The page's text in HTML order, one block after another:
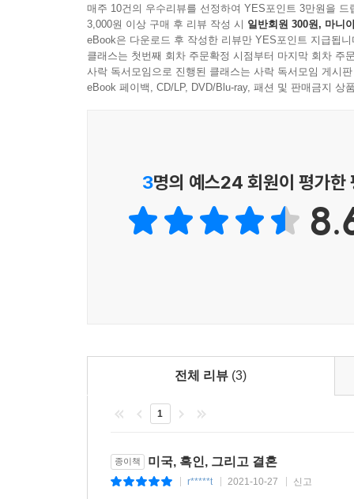
둘러싸인 셀레스철은 갈수록 답답함을 느낀다. 그
그러나 동시에 자신의 삶을, 예술가로서의 인생
셀레스철의 작품은 점차 예술계에서 인정받기
시작한다. 그리고 마침내 셀레스철은 로이에게 편
로이는 오 년 만에 자유를 되찾는다. 그 소식을
로이와 셀레스철은 세월의 흔적이 선명한 서로의
꿈꾸었으나, 이제는 서로 너무나 다른 곳에 도달
되어왔다는 사실을 로이라는 인물을 통해 구체
소설의 제목은 일단 두 가지 의미에서 전복적이
의해 깨어진 결혼을 미국적 전형으로 내세웠다
않았기 때문이다.
『미국식 결혼』은 불평등과 배신에 대한 어려운
이 작품 속에서는 모두에게 잘못이 있고 또한 상
대한, 중대하면서도 다층적인 소설을 써냈다.
- 톰 페로타 (소설가)
- 에이미 블룸 (작가)
타야리 존스의 소설은 시의적이고 사려 깊으며
- [워싱턴 포스트]
타야리 존스는 놀라운 이야기꾼이다. 존스의 전
공들여 구성하는지를 알고 있을 것이다. 그녀는
- [플라우셰어스]
매주 10건의 우수리뷰를 선정하여 YES포인트 3만원을 드
3,000원 이상 구매 후 리뷰 작성 시 일반회원 300원, 마니
eBook은 다운로드 후 작성한 리뷰만 YES포인트 지급됩니
클래스는 첫번째 회차 주문확정 시점부터 마지막 회차 주
사락 독서모임으로 진행된 클래스는 사락 독서모임 게시
eBook 페이백, CD/LP, DVD/Blu-ray, 패션 및 판매금지 상
3명의 예스24 회원이 평가한
전체 리뷰 (3)
1
종이책 미국, 흑인, 그리고 결혼
r*****t 2021-10-27 신고